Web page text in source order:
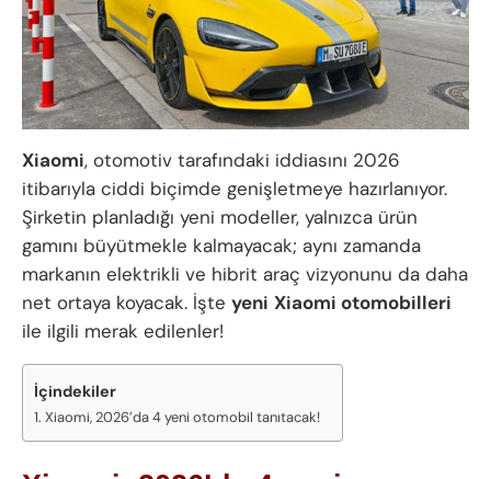
Xiaomi, otomotiv tarafındaki iddiasını 2026
itibarıyla ciddi biçimde genişletmeye hazırlanıyor.
Şirketin planladığı yeni modeller, yalnızca ürün
gamını büyütmekle kalmayacak; aynı zamanda
markanın elektrikli ve hibrit araç vizyonunu da daha
net ortaya koyacak. İşte yeni Xiaomi otomobilleri
ile ilgili merak edilenler!
İçindekiler
Xiaomi, 2026’da 4 yeni otomobil tanıtacak!